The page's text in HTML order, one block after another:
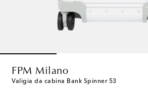
FPM Milano
Valigia da cabina Bank Spinner 53